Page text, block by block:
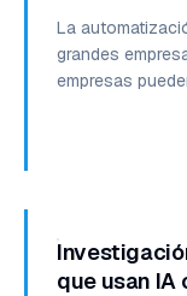
La
grandes
empresas
que usan IA